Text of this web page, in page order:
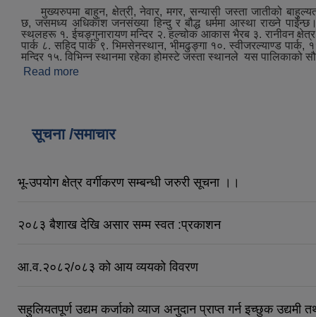
मुख्‍यरुपमा बाहुन, क्षेत्री, नेवार, मगर, सन्यासी जस्ता जातीको
छ, जसमध्‍य अधिकांश जनसंख्या हिन्दु र बौद्ध धर्ममा आस्था राख्‍ने
स्थलहरू १. ईचङ्गुनारायण मन्दिर २. हल्चोक आकास भैरब ३. रानीवन क्षेत्र
पार्क ८. सहिद पार्क ९. भिमसेनस्थान, भीमढुङ्गा १०. स्वीजरल्याण्ड पार्क,
मन्दिर १५. विभिन्न स्थानमा रहेका होमस्टे जस्‍ता स्थानले यस पालिकाको
Read more
सूचना /समाचार
भू-उपयोग क्षेत्र वर्गीकरण सम्बन्धी जरुरी सूचना ।।
२०८३ बैशाख देखि असार सम्म स्वत :प्रकाशन
आ.व.२०८२/०८३ को आय व्ययको विवरण
सहुलियतपूर्ण उद्यम कर्जाको व्याज अनुदान प्राप्त गर्न इच्छुक उद्यमी